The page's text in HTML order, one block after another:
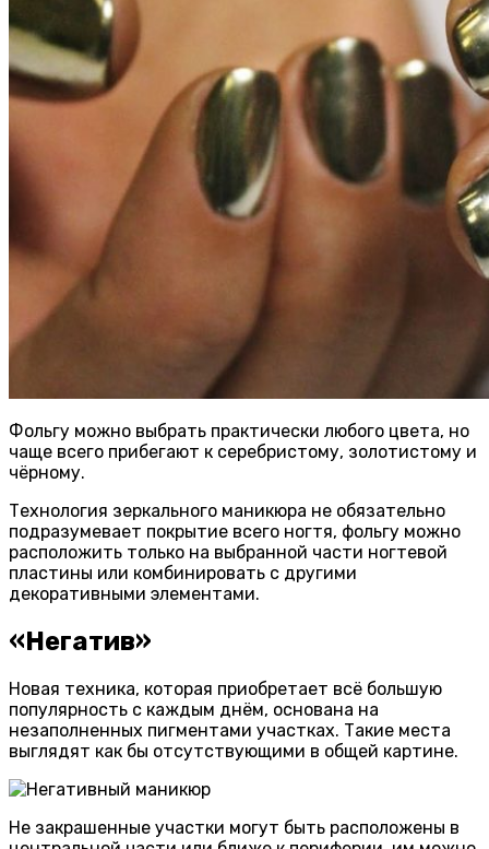
Фольгу можно выбрать практически любого цвета, но
чаще всего прибегают к серебристому, золотистому и
чёрному.
Технология зеркального маникюра не обязательно
подразумевает покрытие всего ногтя, фольгу можно
расположить только на выбранной части ногтевой
пластины или комбинировать с другими
декоративными элементами.
«Негатив»
Новая техника, которая приобретает всё большую
популярность с каждым днём, основана на
незаполненных пигментами участках. Такие места
выглядят как бы отсутствующими в общей картине.
Не закрашенные участки могут быть расположены в